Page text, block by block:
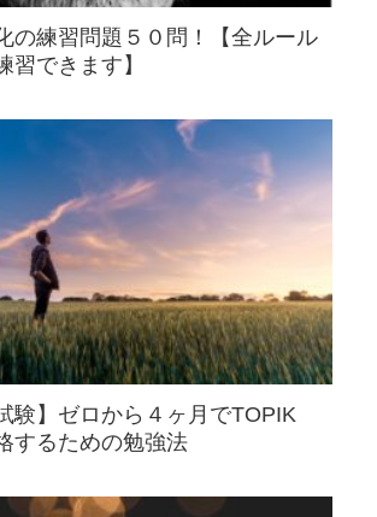
の練習問題５０問！【全ルール
習できます】
験】ゼロから４ヶ月でTOPIK
するための勉強法